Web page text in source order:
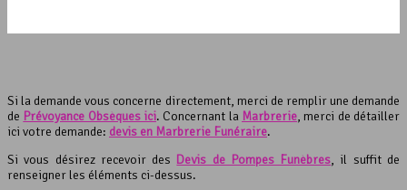
Si la demande vous concerne directement, merci de remplir une demande
de Prévoyance Obsèques ici. Concernant la Marbrerie, merci de détailler
ici votre demande: devis en Marbrerie Funéraire.
Si vous désirez recevoir des Devis de Pompes Funèbres, il suffit de
renseigner les éléments ci-dessus.